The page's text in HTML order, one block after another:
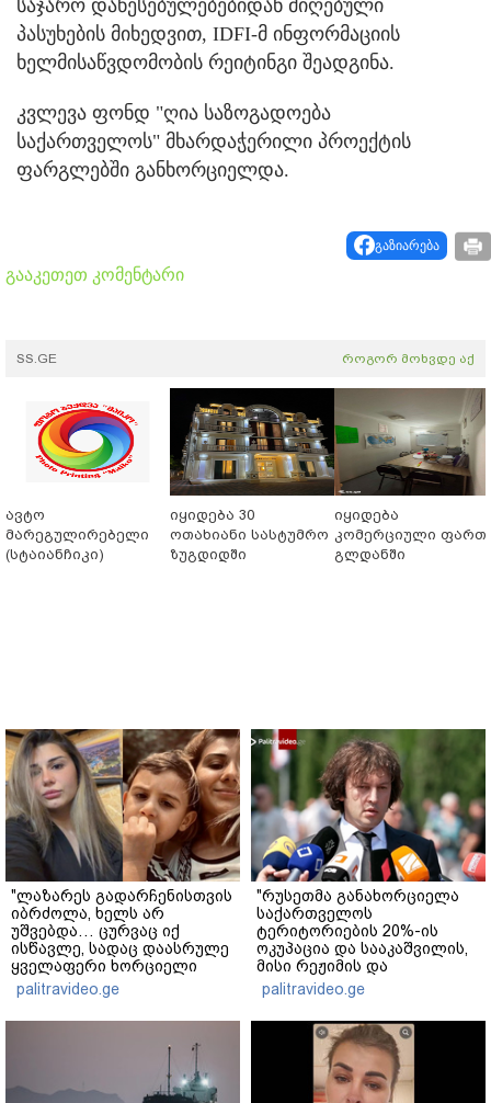
საჯარო დაწესებულებებიდან მიღებული
პასუხების მიხედვით, IDFI-მ ინფორმაციის
ხელმისაწვდომობის რეიტინგი შეადგინა.
კვლევა ფონდ "ღია საზოგადოება
საქართველოს" მხარდაჭერილი პროექტის
ფარგლებში განხორციელდა.
გაზიარება
გააკეთეთ კომენტარი
SS.GE როგორ მოხვდე აქ
ავტო
მარეგულირებელი
(სტაიანჩიკი)
იყიდება 30
ოთახიანი სასტუმრო
ზუგდიდში
იყიდება
კომერციული
გლდანში
"ლაზარეს გადარჩენისთვის
იბრძოლა, ხელს არ
უშვებდა… ცურვაც იქ
ისწავლე, სადაც დაასრულე
ყველაფერი ხორციელი
ცხოვრებიდან" – რას წერს
ხობში დაღუპული დედა-
შვილის ახლობელი?
palitravideo.ge
"რუსეთმა განახორციელა
საქართველოს
ტერიტორიების 20%-ის
ოკუპაცია და სააკაშვილის,
მისი რეჟიმის და
"ნაცმოძრაობის" ღალატი
ვერანაირად ვერ
გადაფარავს ამ
დანაშაულს" - ირაკლი
კობახიძე
palitravideo.ge